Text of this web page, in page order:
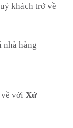
khách trở về
nhà hàng
với Xứ